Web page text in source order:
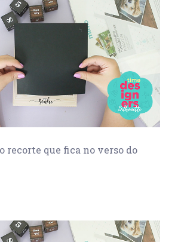
recorte que fica no verso do